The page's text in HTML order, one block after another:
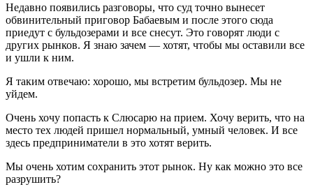
Недавно появились разговоры, что суд точно вынесет
обвинительный приговор Бабаевым и после этого сюда
приедут с бульдозерами и все снесут. Это говорят люди с
других рынков. Я знаю зачем — хотят, чтобы мы оставили все
и ушли к ним.
Я таким отвечаю: хорошо, мы встретим бульдозер. Мы не
уйдем.
Очень хочу попасть к Слюсарю на прием. Хочу верить, что на
место тех людей пришел нормальный, умный человек. И все
здесь предприниматели в это хотят верить.
Мы очень хотим сохранить этот рынок. Ну как можно это все
разрушить?